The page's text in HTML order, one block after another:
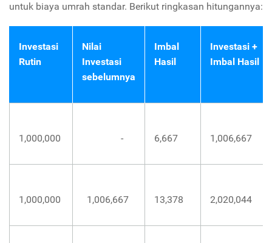
untuk biaya umrah standar. Berikut ringkasan hitungannya:
Investasi
Rutin
Nilai
Investasi
sebelumnya
Imbal
Hasil
Investasi +
Imbal Hasil
1,000,000 - 6,667 1,006,667
1,000,000 1,006,667 13,378 2,020,044